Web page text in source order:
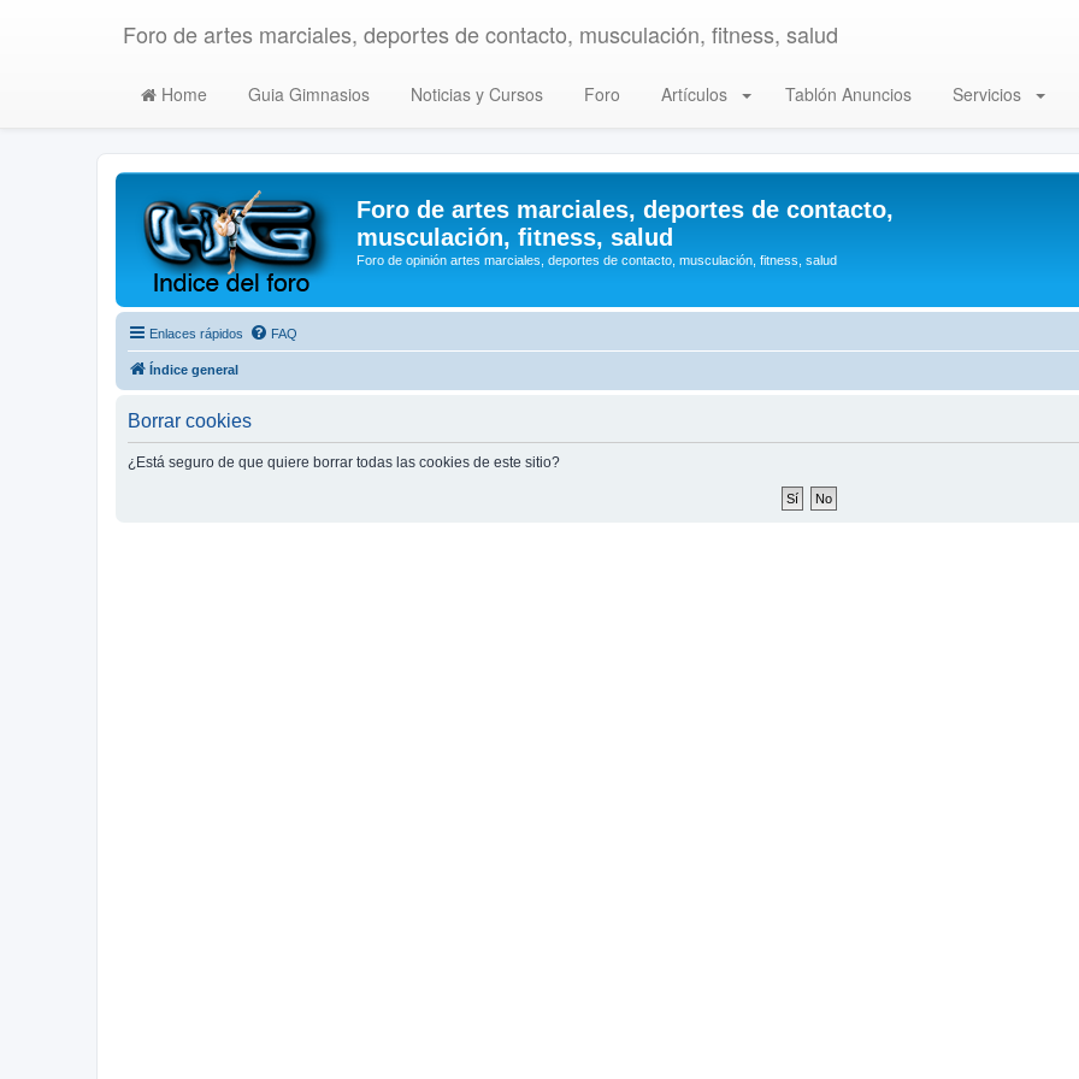
Foro de artes marciales, deportes de contacto, musculación, fitness, salud
Home Guia Gimnasios Noticias y Cursos Foro Artículos Tablón Anuncios Servicios
Foro de artes marciales, deportes de contacto,
musculación, fitness, salud
Foro de opinión artes marciales, deportes de contacto, musculación, fitness, salud
Enlaces rápidos FAQ
Índice general
Borrar cookies
¿Está seguro de que quiere borrar todas las cookies de este sitio?